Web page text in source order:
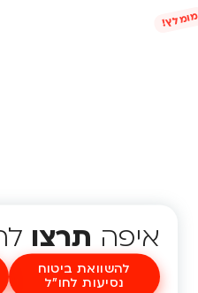
איפה תרצו
להשוואת ביטוח
נסיעות לחו"ל